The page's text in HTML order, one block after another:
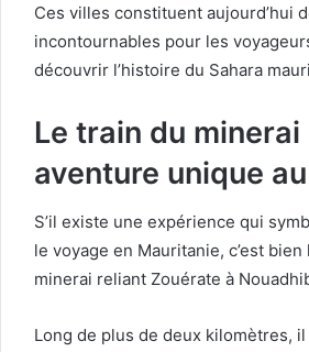
Ces villes constituent aujourd’hui
incontournables pour les
découvrir l’histoire du Sahara
Le train du minerai
aventure unique
S’il existe une expérience qui
le voyage en Mauritanie, c’est
minerai reliant Zouérate à
Long de plus de deux kilomètres,